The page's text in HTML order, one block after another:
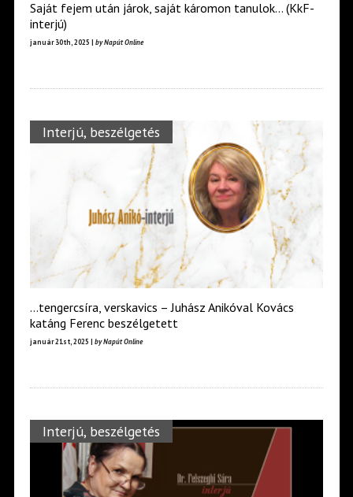
Saját fejem után járok, saját káromon tanulok… (KkF-
interjú)
január 30th, 2025 | by Napút Online
Interjú, beszélgetés
…tengercsíra, verskavics – Juhász Anikóval Kovács
katáng Ferenc beszélgetett
január 21st, 2025 | by Napút Online
Interjú, beszélgetés